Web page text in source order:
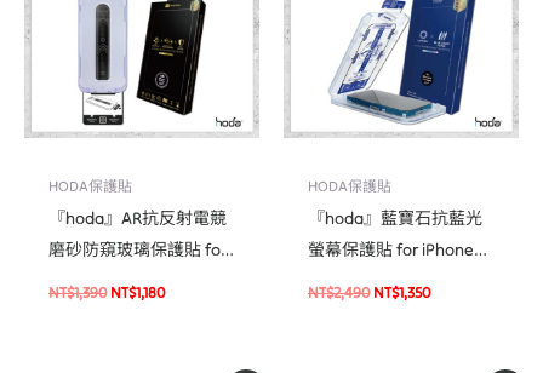
HODA保護貼
『hoda』AR抗反射電競
磨砂防窺玻璃保護貼 for
iPhone16系列
NT$1,390 NT$1,180
HODA保護貼
『hoda』藍寶石抗藍光
螢幕保護貼 for iPhone
16e / 14 / 13 系列 手機玻
NT$2,490 NT$1,350